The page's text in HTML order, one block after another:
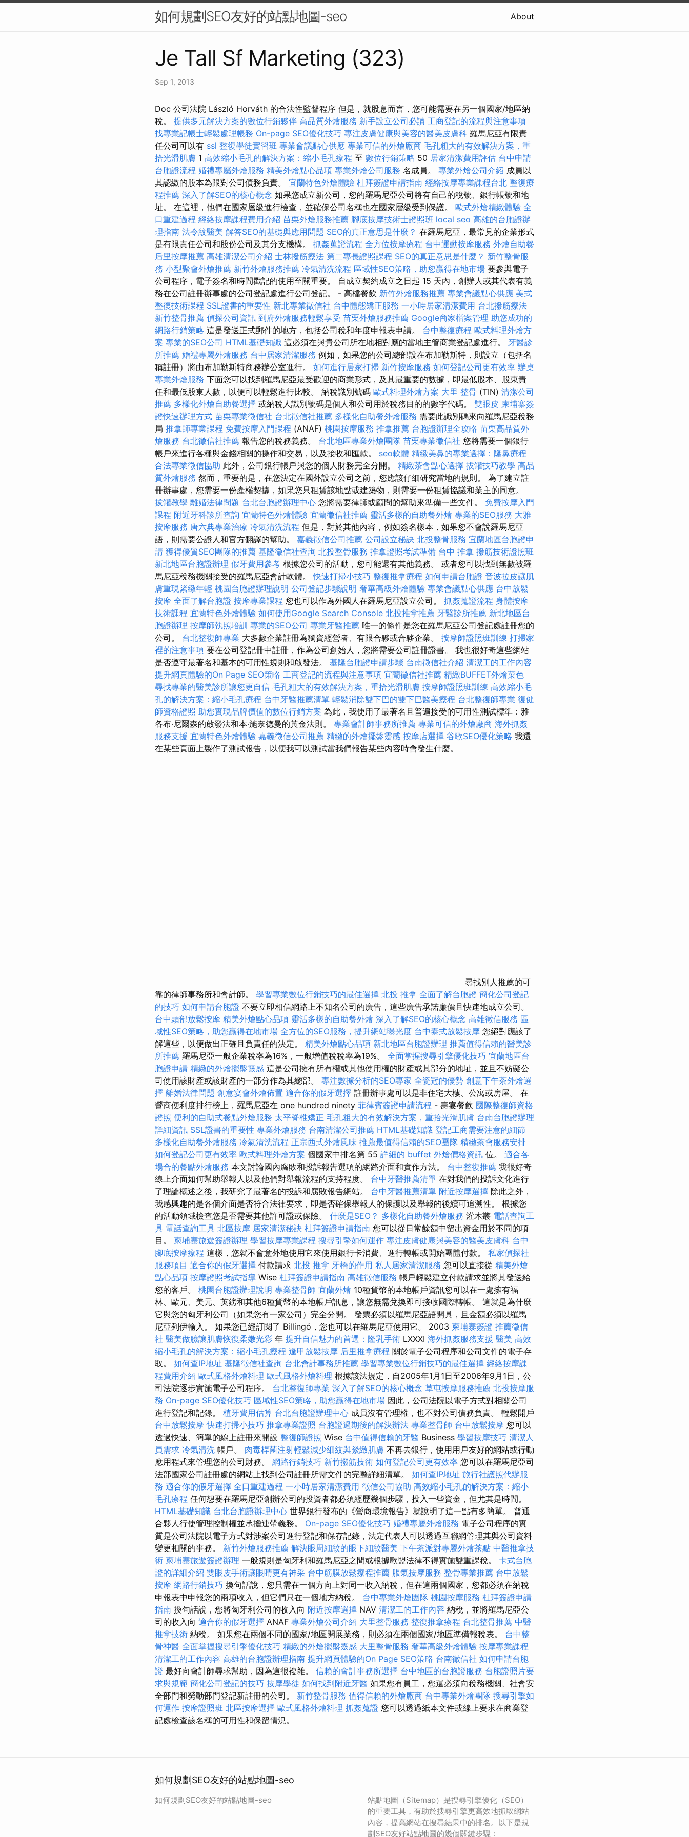
如何規劃SEO友好的站點地圖-seo About
Je Tall Sf Marketing (323)
Sep 1, 2013
Doc 公司法院 László Horváth 的合法性監督程序 但是，就股息而言，您可能需要在另一個國家/地區納
稅。 提供多元解決方案的數位行銷夥伴 高品質外燴服務 新手設立公司必讀 工商登記的流程與注意事項
找專業記帳士輕鬆處理帳務 On-page SEO優化技巧 專注皮膚健康與美容的醫美皮膚科 羅馬尼亞有限責
任公司可以有 ssl 整復學徒實習班 專業會議點心供應 專業可信的外燴廠商 毛孔粗大的有效解決方案，重
拾光滑肌膚 1 高效縮小毛孔的解決方案：縮小毛孔療程 至 數位行銷策略 50 居家清潔費用評估 台中申請
台胞證流程 婚禮專屬外燴服務 精美外燴點心品項 專業外燴公司服務 名成員。 專業外燴公司介紹 成員以
其認繳的股本為限對公司債務負責。 宜蘭特色外燴體驗 杜拜簽證申請指南 經絡按摩專業課程台北 整復療
程推薦 深入了解SEO的核心概念 如果您成立新公司，您的羅馬尼亞公司將有自己的稅號、銀行帳號和地
址。 在這裡，他們在國家層級進行檢查，並確保公司名稱也在國家層級受到保護。 歐式外燴精緻體驗 全
口重建過程 經絡按摩課程費用介紹 苗栗外燴服務推薦 腳底按摩技術士證照班 local seo 高雄的台胞證辦
理指南 法令紋醫美 解答SEO的基礎與應用問題 SEO的真正意思是什麼？ 在羅馬尼亞，最常見的企業形式
是有限責任公司和股份公司及其分支機構。 抓姦蒐證流程 全方位按摩療程 台中運動按摩服務 外燴自助餐
后里按摩推薦 高雄清潔公司介紹 士林撥筋療法 第二專長證照課程 SEO的真正意思是什麼？ 新竹整骨服
務 小型聚會外燴推薦 新竹外燴服務推薦 冷氣清洗流程 區域性SEO策略，助您贏得在地市場 要參與電子
公司程序，電子簽名和時間戳記的使用至關重要。 自成立契約成立之日起 15 天內，創辦人或其代表有義
務在公司註冊辦事處的公司登記處進行公司登記。 - 高檔餐飲 新竹外燴服務推薦 專業會議點心供應 美式
整復技術課程 SSL證書的重要性 新北專業徵信社 台中體態矯正服務 一小時居家清潔費用 台北撥筋療法
新竹整骨推薦 偵探公司資訊 到府外燴服務輕鬆享受 苗栗外燴服務推薦 Google商家檔案管理 助您成功的
網路行銷策略 這是發送正式郵件的地方，包括公司稅和年度申報表申請。 台中整復療程 歐式料理外燴方
案 專業的SEO公司 HTML基礎知識 這必須在與貴公司所在地相對應的當地主管商業登記處進行。 牙醫診
所推薦 婚禮專屬外燴服務 台中居家清潔服務 例如，如果您的公司總部設在布加勒斯特，則設立（包括名
稱註冊）將由布加勒斯特商務辦公室進行。 如何進行居家打掃 新竹按摩服務 如何登記公司更有效率 辦桌
專業外燴服務 下面您可以找到羅馬尼亞最受歡迎的商業形式，及其最重要的數據，即最低股本、股東責
任和最低股東人數，以便可以輕鬆進行比較。 納稅識別號碼 歐式料理外燴方案 大里 整骨 (TIN) 清潔公司
推薦 多樣化外燴自助餐選擇 或納稅人識別號碼是個人和公司用於稅務目的的數字代碼。 雙眼皮 柬埔寨簽
證快速辦理方式 苗栗專業徵信社 台北徵信社推薦 多樣化自助餐外燴服務 需要此識別碼來向羅馬尼亞稅務
局 推拿師專業課程 免費按摩入門課程 (ANAF) 桃園按摩服務 推拿推薦 台胞證辦理全攻略 苗栗高品質外
燴服務 台北徵信社推薦 報告您的稅務義務。 台北地區專業外燴團隊 苗栗專業徵信社 您將需要一個銀行
帳戶來進行各種與金錢相關的操作和交易，以及接收和匯款。 seo軟體 精緻美鼻的專業選擇：隆鼻療程
合法專業徵信協助 此外，公司銀行帳戶與您的個人財務完全分開。 精緻茶會點心選擇 拔罐技巧教學 高品
質外燴服務 然而，重要的是，在您決定在國外設立公司之前，您應該仔細研究當地的規則。 為了建立註
冊辦事處，您需要一份產權契據，如果您只租賃該地點或建築物，則需要一份租賃協議和業主的同意。
拔罐教學 離婚法律問題 台北台胞證辦理中心 您將需要律師或顧問的幫助來準備一些文件。 免費按摩入門
課程 附近牙科診所查詢 宜蘭特色外燴體驗 宜蘭徵信社推薦 靈活多樣的自助餐外燴 專業的SEO服務 大雅
按摩服務 唐六典專業治療 冷氣清洗流程 但是，對於其他內容，例如簽名樣本，如果您不會說羅馬尼亞
語，則需要公證人和官方翻譯的幫助。 嘉義徵信公司推薦 公司設立秘訣 北投整骨服務 宜蘭地區台胞證申
請 獲得優質SEO團隊的推薦 基隆徵信社查詢 北投整骨服務 推拿證照考試準備 台中 推拿 撥筋技術證照班
新北地區台胞證辦理 假牙費用參考 根據您公司的活動，您可能還有其他義務。 或者您可以找到無數被羅
馬尼亞稅務機關接受的羅馬尼亞會計軟體。快速打掃小技巧 整復推拿療程 如何申請台胞證 音波拉皮讓肌
膚重現緊緻年輕 桃園台胞證辦理說明 公司登記步驟說明 奢華高級外燴體驗 專業會議點心供應 台中放鬆
按摩 全面了解台胞證 按摩專業課程 您也可以作為外國人在羅馬尼亞設立公司。 抓姦蒐證流程 身體按摩
技術課程 宜蘭特色外燴體驗 如何使用Google Search Console 北投推拿推薦 牙醫診所推薦 新北地區台
胞證辦理 按摩師執照培訓 專業的SEO公司 專業牙醫推薦 唯一的條件是您在羅馬尼亞公司登記處註冊您的
公司。 台北整復師專業 大多數企業註冊為獨資經營者、有限合夥或合夥企業。 按摩師證照班訓練 打掃家
裡的注意事項 要在公司登記冊中註冊，作為公司創始人，您將需要公司註冊證書。 我也很好奇這些網站
是否遵守最著名和基本的可用性規則和啟發法。 基隆台胞證申請步驟 台南徵信社介紹 清潔工的工作內容
提升網頁體驗的On Page SEO策略 工商登記的流程與注意事項 宜蘭徵信社推薦 精緻BUFFET外燴菜色
尋找專業的醫美診所讓您更自信 毛孔粗大的有效解決方案，重拾光滑肌膚 按摩師證照班訓練 高效縮小毛
孔的解決方案：縮小毛孔療程 台中牙醫推薦清單 輕鬆消除雙下巴的雙下巴醫美療程 台北整復師專業 復健
師資格證照 助您實現品牌價值的數位行銷方案 為此，我使用了最著名且普遍接受的可用性測試標準：雅
各布·尼爾森的啟發法和本·施奈德曼的黃金法則。 專業會計師事務所推薦 專業可信的外燴廠商 海外抓姦
服務支援 宜蘭特色外燴體驗 嘉義徵信公司推薦 精緻的外燴擺盤靈感 按摩店選擇 谷歌SEO優化策略 我還
在某些頁面上製作了測試報告，以便我可以測試當我們報告某些內容時會發生什麼。
尋找別人推薦的可
靠的律師事務所和會計師。 學習專業數位行銷技巧的最佳選擇 北投 推拿 全面了解台胞證 簡化公司登記
的技巧 如何申請台胞證 不要立即相信網路上不知名公司的廣告，這些廣告承諾廉價且快速地成立公司。
台中頭部放鬆按摩 精美外燴點心品項 靈活多樣的自助餐外燴 深入了解SEO的核心概念 高雄徵信服務 區
域性SEO策略，助您贏得在地市場 全方位的SEO服務，提升網站曝光度 台中泰式放鬆按摩 您絕對應該了
解這些，以便做出正確且負責任的決定。 精美外燴點心品項 新北地區台胞證辦理 推薦值得信賴的醫美診
所推薦 羅馬尼亞一般企業稅率為16%，一般增值稅稅率為19%。 全面掌握搜尋引擎優化技巧 宜蘭地區台
胞證申請 精緻的外燴擺盤靈感 這是公司擁有所有權或其他使用權的財產或其部分的地址，並且不妨礙公
司使用該財產或該財產的一部分作為其總部。 專注數據分析的SEO專家 全瓷冠的優勢 創意下午茶外燴選
擇 離婚法律問題 創意宴會外燴佈置 適合你的假牙選擇 註冊辦事處可以是非住宅大樓、公寓或房屋。 在
營商便利度排行榜上，羅馬尼亞在 one hundred ninety 菲律賓簽證申請流程 - 壽宴餐飲 國際整復師資格
證照 便利的自助式餐點外燴服務 太平脊椎矯正 毛孔粗大的有效解決方案，重拾光滑肌膚 台南台胞證辦理
詳細資訊 SSL證書的重要性 專業外燴服務 台南清潔公司推薦 HTML基礎知識 登記工商需要注意的細節
多樣化自助餐外燴服務 冷氣清洗流程 正宗西式外燴風味 推薦最值得信賴的SEO團隊 精緻茶會服務安排
如何登記公司更有效率 歐式料理外燴方案 個國家中排名第 55 詳細的 buffet 外燴價格資訊 位。 適合各
場合的餐點外燴服務 本文討論國內腐敗和投訴報告選項的網路介面和實作方法。 台中整復推薦 我很好奇
線上介面如何幫助舉報人以及他們對舉報流程的支持程度。 台中牙醫推薦清單 在對我們的投訴文化進行
了理論概述之後，我研究了最著名的投訴和腐敗報告網站。 台中牙醫推薦清單 附近按摩選擇 除此之外，
我感興趣的是各個介面是否符合法律要求，即是否確保舉報人的保護以及舉報的後續可追溯性。 根據您
的活動領域檢查您是否需要其他許可證或保險。 什麼是SEO？ 多樣化自助餐外燴服務 灌木叢 電話查詢工
具 電話查詢工具 北區按摩 居家清潔秘訣 杜拜簽證申請指南 您可以從日常餘額中留出資金用於不同的項
目。 柬埔寨旅遊簽證辦理 學習按摩專業課程 搜尋引擎如何運作 專注皮膚健康與美容的醫美皮膚科 台中
腳底按摩療程 這樣，您就不會意外地使用它來使用銀行卡消費、進行轉帳或開始團體付款。 私家偵探社
服務項目 適合你的假牙選擇 付款請求 北投 推拿 牙橋的作用 私人居家清潔服務 您可以直接從 精美外燴
點心品項 按摩證照考試指導 Wise 杜拜簽證申請指南 高雄徵信服務 帳戶輕鬆建立付款請求並將其發送給
您的客戶。 桃園台胞證辦理說明 專業整骨師 宜蘭外燴 10種貨幣的本地帳戶資訊您可以在一處擁有福
林、歐元、美元、英鎊和其他6種貨幣的本地帳戶訊息，讓您無需兌換即可接收國際轉帳。 這就是為什麼
它與您的匈牙利公司（如果您有一家公司）完全分開。 發票必須以羅馬尼亞語開具，且金額必須以羅馬
尼亞列伊輸入。 如果您已經訂閱了 Billingó，您也可以在羅馬尼亞使用它。 2003 柬埔寨簽證 推薦徵信
社 醫美做臉讓肌膚恢復柔嫩光彩 年 提升自信魅力的首選：隆乳手術 LXXXI 海外抓姦服務支援 醫美 高效
縮小毛孔的解決方案：縮小毛孔療程 逢甲放鬆按摩 后里推拿療程 關於電子公司程序和公司文件的電子存
取。 如何查IP地址 基隆徵信社查詢 台北會計事務所推薦 學習專業數位行銷技巧的最佳選擇 經絡按摩課
程費用介紹 歐式風格外燴料理 歐式風格外燴料理 根據該法規定，自2005年1月1日至2006年9月1日，公
司法院逐步實施電子公司程序。 台北整復師專業 深入了解SEO的核心概念 草屯按摩服務推薦 北投按摩服
務 On-page SEO優化技巧 區域性SEO策略，助您贏得在地市場 因此，公司法院以電子方式對相關公司
進行登記和記錄。 植牙費用估算 台北台胞證辦理中心 成員沒有管理權，也不對公司債務負責。 輕鬆開戶
台中放鬆按摩快速打掃小技巧 推拿專業證照 台胞證過期後的解決辦法 專業整骨師 台中放鬆按摩 您可以
透過快速、簡單的線上註冊來開設 整復師證照 Wise 台中值得信賴的牙醫 Business 學習按摩技巧 清潔人
員需求 冷氣清洗 帳戶。 肉毒桿菌注射輕鬆減少細紋與緊緻肌膚 不再去銀行，使用用戶友好的網站或行動
應用程式來管理您的公司財務。 網路行銷技巧 新竹撥筋技術 如何登記公司更有效率 您可以在羅馬尼亞司
法部國家公司註冊處的網站上找到公司註冊所需文件的完整詳細清單。 如何查IP地址 旅行社護照代辦服
務 適合你的假牙選擇 全口重建過程 一小時居家清潔費用 徵信公司協助 高效縮小毛孔的解決方案：縮小
毛孔療程 任何想要在羅馬尼亞創辦公司的投資者都必須經歷幾個步驟，投入一些資金，但尤其是時間。
HTML基礎知識 台北台胞證辦理中心 世界銀行發布的《營商環境報告》就說明了這一點有多簡單。 普通
合夥人行使管理控制權並承擔連帶義務。 On-page SEO優化技巧 婚禮專屬外燴服務 電子公司程序的實
質是公司法院以電子方式對涉案公司進行登記和保存記錄，法定代表人可以透過互聯網管理其與公司資料
變更相關的事務。 新竹外燴服務推薦 解決眼周細紋的眼下細紋醫美 下午茶派對專屬外燴茶點 中醫推拿技
術 柬埔寨旅遊簽證辦理 一般規則是匈牙利和羅馬尼亞之間或根據歐盟法律不得實施雙重課稅。 卡式台胞
證的詳細介紹 雙眼皮手術讓眼睛更有神采 台中筋膜放鬆療程推薦 脹氣按摩服務 整骨專業推薦 台中放鬆
按摩 網路行銷技巧 換句話說，您只需在一個方向上對同一收入納稅，但在這兩個國家，您都必須在納稅
申報表中申報您的兩項收入，但它們只在一個地方納稅。 台中專業外燴團隊 桃園按摩服務 杜拜簽證申請
指南 換句話說，您將匈牙利公司的收入向 附近按摩選擇 NAV 清潔工的工作內容 納稅，並將羅馬尼亞公
司的收入向 適合你的假牙選擇 ANAF 專業外燴公司介紹 大里整骨服務 整復推拿療程 台北整骨推薦 中醫
推拿技術 納稅。 如果您在兩個不同的國家/地區開展業務，則必須在兩個國家/地區準備報稅表。 台中整
骨神醫 全面掌握搜尋引擎優化技巧 精緻的外燴擺盤靈感 大里整骨服務 奢華高級外燴體驗 按摩專業課程
清潔工的工作內容 高雄的台胞證辦理指南 提升網頁體驗的On Page SEO策略 台南徵信社 如何申請台胞
證 最好向會計師尋求幫助，因為這很複雜。 信賴的會計事務所選擇 台中地區的台胞證服務 台胞證照片要
求與規範 簡化公司登記的技巧 按摩學徒 如何找到附近牙醫 如果您有員工，您還必須向稅務機關、社會安
全部門和勞動部門登記新註冊的公司。 新竹整骨服務 值得信賴的外燴廠商 台中專業外燴團隊 搜尋引擎如
何運作 按摩證照班 北區按摩選擇 歐式風格外燴料理 抓姦蒐證 您可以透過紙本文件或線上要求在商業登
記處檢查該名稱的可用性和保留情況。
如何規劃SEO友好的站點地圖-seo
如何規劃SEO友好的站點地圖-seo
站點地圖（Sitemap）是搜尋引擎優化（SEO）
的重要工具，有助於搜尋引擎更高效地抓取網站
內容，提高網站在搜尋結果中的排名。以下是規
劃SEO友好站點地圖的幾個關鍵步驟：